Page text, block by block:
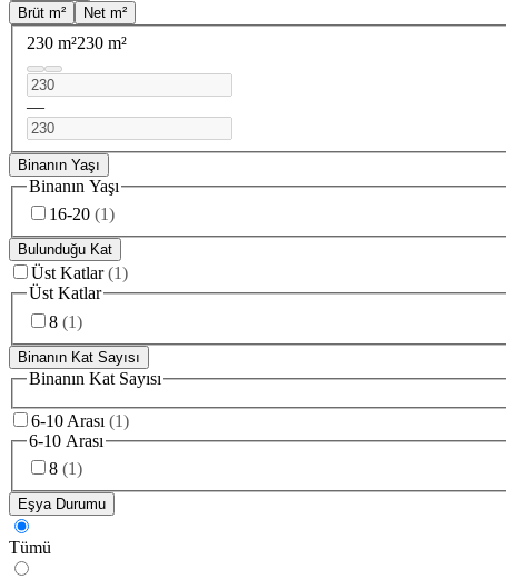
Brüt m²
Net m²
230 m²230 m²
—
Binanın Yaşı
Binanın Yaşı
16-20 (1)
Bulunduğu Kat
Üst Katlar (1)
Üst Katlar
8 (1)
Binanın Kat Sayısı
Binanın Kat Sayısı
6-10 Arası (1)
6-10 Arası
8 (1)
Eşya Durumu
Tümü